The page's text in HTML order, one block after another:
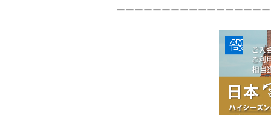
ーーーーーーーーーーーーーーーー